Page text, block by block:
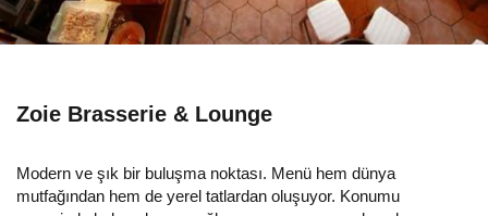
Zoie Brasserie & Lounge
Modern ve şık bir buluşma noktası. Menü hem dünya
mutfağından hem de yerel tatlardan oluşuyor. Konumu